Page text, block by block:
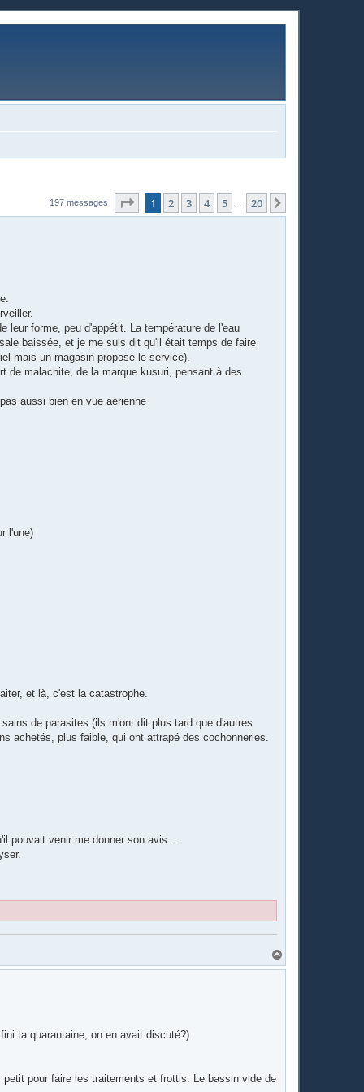
197 messages Page sur20
1 2 3 4 5 20
leur forme, peu d'appétit. La température de l'eau
baissée, et je me suis dit qu'il était temps de faire
mais un magasin propose le service).
de malachite, de la marque kusuri, pensant à des
aussi bien en vue aérienne
l'une)
et là, c'est la catastrophe.
de parasites (ils m'ont dit plus tard que d'autres
achetés, plus faible, qui ont attrapé des cochonneries.
pouvait venir me donner son avis...
a
ta quarantaine, on en avait discuté?)
pour faire les traitements et frottis. Le bassin vide de